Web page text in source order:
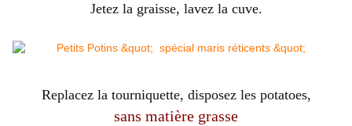
Jetez la graisse, lavez la cuve.
Replacez la tourniquette, disposez les potatoes,
sans matière grasse